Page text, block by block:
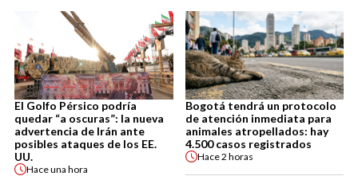
El Golfo Pérsico podría
quedar “a oscuras”: la nueva
advertencia de Irán ante
posibles ataques de los EE.
UU.
Haceuna hora
Bogotá tendrá un protocolo
de atención inmediata para
animales atropellados: hay
4.500 casos registrados
Hace2 horas